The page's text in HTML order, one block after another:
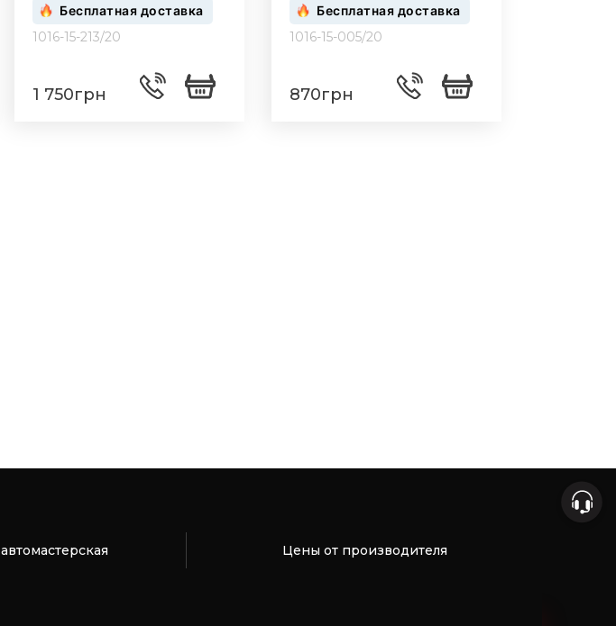
Бесплатная доставка
1016-15-213/20
1 750грн
Бесплатная доставка
1016-15-005/20
870грн
Цены от производителя